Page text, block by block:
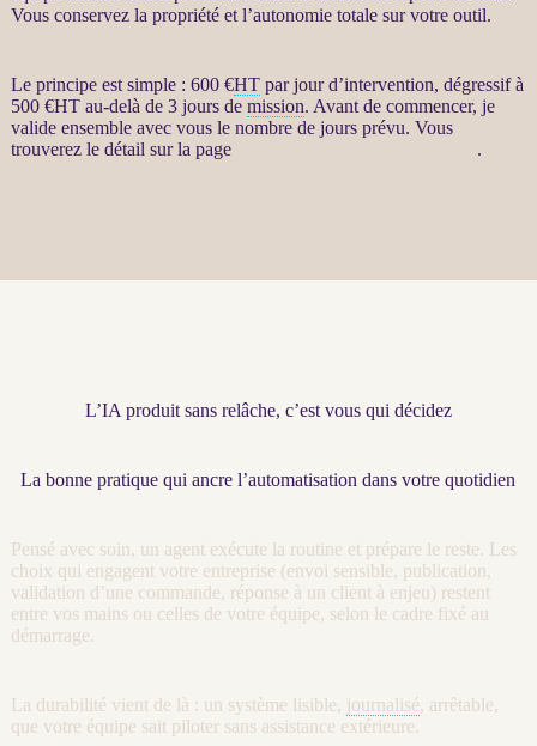
Vous conservez la propriété et l’autonomie totale sur votre outil.
Le principe est simple : 600 €HTpar jour d’intervention, dégressif à
500 €HTau-delà de 3 jours de mission. Avant de commencer, je
valide ensemble avec vous le nombre de jours prévu. Vous
trouverez le détail sur la page
.
L’IA produit sans relâche, c’est vous qui décidez
La bonne pratique qui ancre l’automatisation dans votre quotidien
Pensé avec soin, un agent exécute la routine et prépare le reste. Les
choix qui engagent votre entreprise (envoi sensible, publication,
validation d’une commande, réponse à un client à enjeu) restent
entre vos mains ou celles de votre équipe, selon le cadre fixé au
démarrage.
La durabilité vient de là : un système lisible, journalisé, arrêtable,
que votre équipe sait pilotersans assistance extérieure.